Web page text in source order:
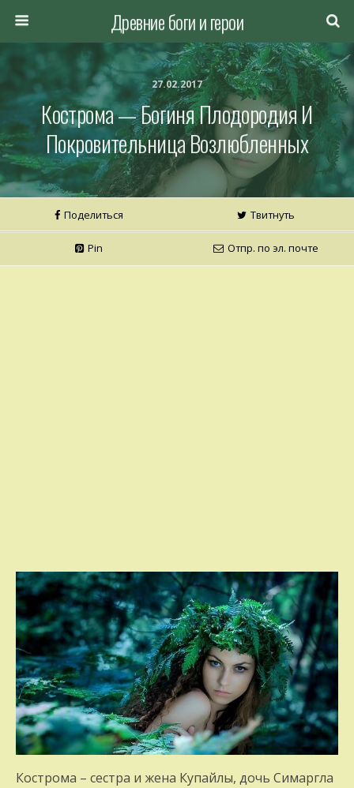
Древние боги и герои
27.02.2017
Кострома — Богиня Плодородия И
Покровительница Возлюбленных
Поделиться Твитнуть
Pin Отпр. по эл. почте
Кострома – сестра и жена Купайлы, дочь Симаргла